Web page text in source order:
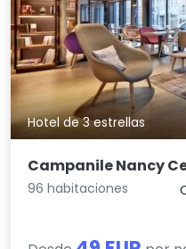
Hotel de 3 estrellas
Campanile Nancy
96 habitaciones